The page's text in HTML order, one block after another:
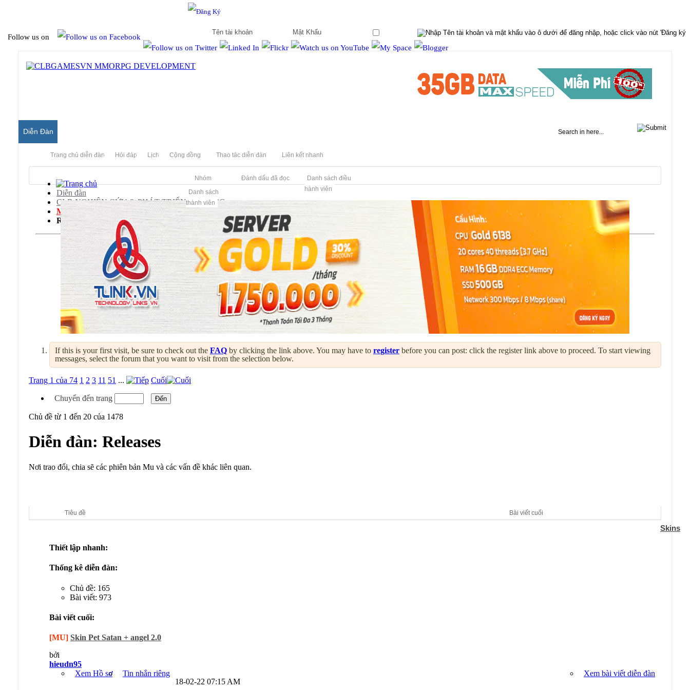
Follow us on
Diễn Đàn
Trang chủ diễn đàn Hỏi đáp Lịch Cộng đồng
Nhóm
Danh sách
thành viên
Thao tác diễn đàn
Đánh dấu đã đọc
Liên kết nhanh
Danh sách điều
hành viên
Diễn đàn
CLB NGHIÊN CỨU & PHÁT TRIỂN MMORPG
Mu Server
Releases
If this is your first visit, be sure to check out the FAQ by clicking the link above. You may have to register before you can post: click the register link above to proceed. To start viewing
messages, select the forum that you want to visit from the selection below.
Trang 1 của 74 1 2 3 11 51 ... Cuối
Chuyển đến trang
Chủ đề từ 1 đến 20 của 1478
Diễn đàn: Releases
Nơi trao đổi, chia sẽ các phiên bản Mu và các vấn đề khác liên quan.
Tiêu đề Bài viết cuối
Skins
Thiết lập nhanh:
Thống kê diễn đàn:
Chủ đề: 165
Bài viết: 973
Bài viết cuối:
[MU] Skin Pet Satan + angel 2.0
bởi
hieudn95
Xem Hồ sơ
Xem bài viết diễn đàn
Tin nhắn riêng
18-02-22 07:15 AM